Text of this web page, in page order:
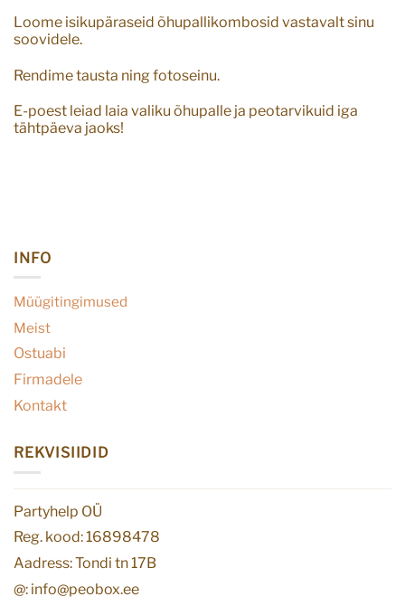
Loome isikupäraseid õhupallikombosid vastavalt sinu
soovidele.
Rendime tausta ning fotoseinu.
E-poest leiad laia valiku õhupalle ja peotarvikuid iga
tähtpäeva jaoks!
INFO
Müügitingimused
Meist
Ostuabi
Firmadele
Kontakt
REKVISIIDID
Partyhelp OÜ
Reg. kood: 16898478
Aadress: Tondi tn 17B
@: info@peobox.ee